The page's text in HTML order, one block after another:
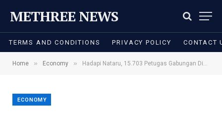
METHREE NEWS
TERMS AND CONDITIONS PRIVACY POLICY CONTACT
Home » Economy » Hadapi Nataru, 15.703 Petugas Gabungan Disiagakan di Jateng
ECONOMY